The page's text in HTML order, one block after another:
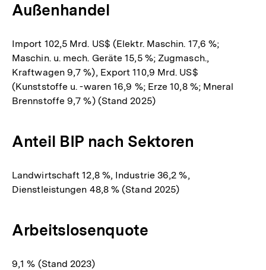
Außenhandel
Import 102,5 Mrd. US$ (Elektr. Maschin. 17,6 %;
Maschin. u. mech. Geräte 15,5 %; Zugmasch.,
Kraftwagen 9,7 %), Export 110,9 Mrd. US$
(Kunststoffe u. -waren 16,9 %; Erze 10,8 %; Mneral
Brennstoffe 9,7 %) (Stand 2025)
Anteil BIP nach Sektoren
Landwirtschaft 12,8 %, Industrie 36,2 %,
Dienstleistungen 48,8 % (Stand 2025)
Arbeitslosenquote
9,1 % (Stand 2023)